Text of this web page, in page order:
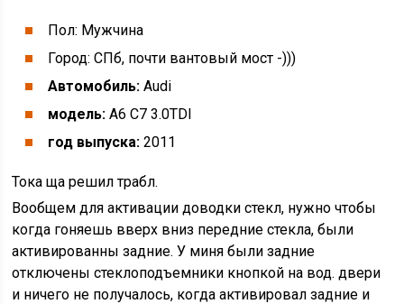
Пол: Мужчина
Город: СПб, почти вантовый мост -)))
Автомобиль: Audi
модель: A6 C7 3.0TDI
год выпуска: 2011
Тока ща решил трабл.
Вообщем для активации доводки стекл, нужно чтобы
когда гоняешь вверх вниз передние стекла, были
активированны задние. У миня были задние
отключены стеклоподъемники кнопкой на вод. двери
и ничего не получалось, когда активировал задние и